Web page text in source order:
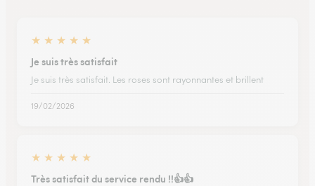
★ ★ ★ ★ ★
Je suis très satisfait
Je suis très satisfait. Les roses sont rayonnantes et brillent
19/02/2026
★ ★ ★ ★ ★
Très satisfait du service rendu !!👍👍